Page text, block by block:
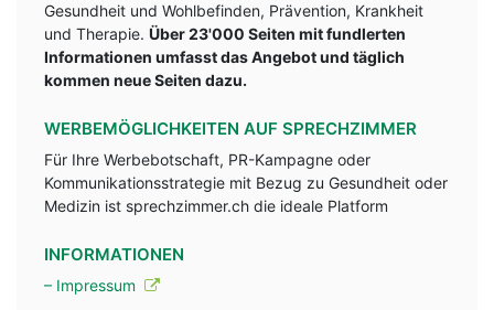
Gesundheit und Wohlbefinden, Prävention, Krankheit
und Therapie. Über 23'000 Seiten mit fundlerten
Informationen umfasst das Angebot und täglich
kommen neue Seiten dazu.
WERBEMÖGLICHKEITEN AUF SPRECHZIMMER
Für Ihre Werbebotschaft, PR-Kampagne oder
Kommunikationsstrategie mit Bezug zu Gesundheit oder
Medizin ist sprechzimmer.ch die ideale Platform
INFORMATIONEN
– Impressum